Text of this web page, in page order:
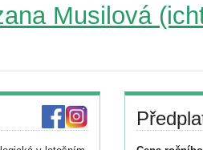
Musilová